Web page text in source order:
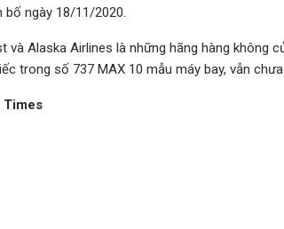
bố ngày 18/11/2020.
và Alaska Airlines là những hãng hàng không
trong số 737 MAX 10 mẫu máy bay, vẫn
Times